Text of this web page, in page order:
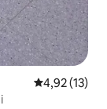
Prosječna
4,92 (13)